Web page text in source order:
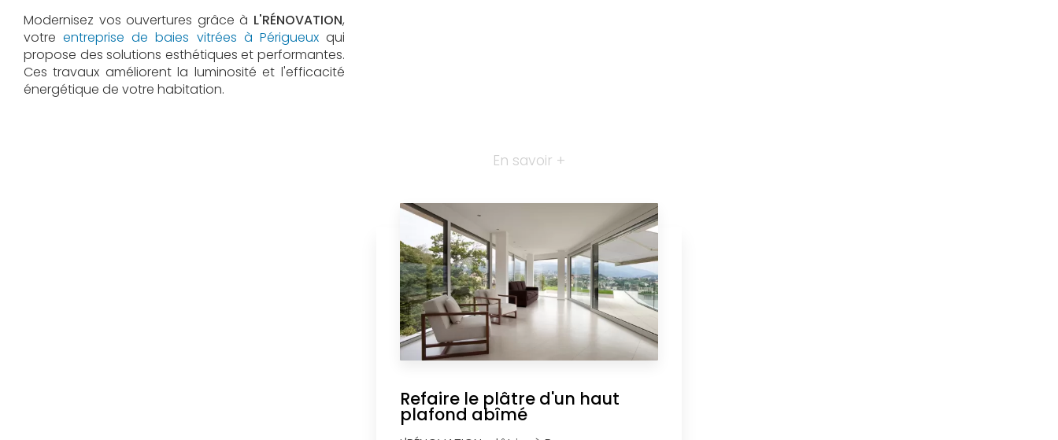
Modernisez vos ouvertures grâce à L'RÉNOVATION,
votreentreprise de baies vitrées à Périgueuxqui
propose des solutions esthétiques et performantes.
Ces travaux améliorent la luminosité et l'efficacité
énergétique de votre habitation.
En savoir +
Refaire le plâtre d'un haut
plafond abîmé